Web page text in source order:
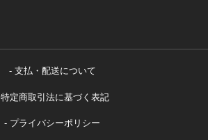
支払・配送について
特定商取引法に基づく表記
プライバシーポリシー